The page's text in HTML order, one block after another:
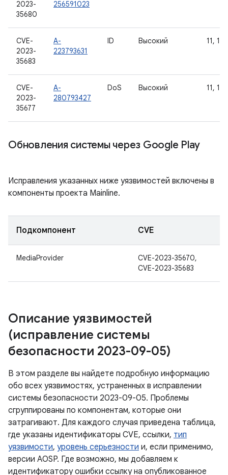
2023-
35680
256591023
CVE-
2023-
35683
A-
223793631
ID Высокий 11,
CVE-
2023-
35677
A-
280793427
DoS Высокий 11,
Обновления системы через Google Play
Исправления указанных ниже уязвимостей включены в
компоненты проекта Mainline.
Подкомпонент CVE
MediaProvider
CVE-2023-35670,
CVE-2023-35683
Описание уязвимостей
(исправление системы
безопасности 2023-09-05)
В этом разделе вы найдете подробную информацию
обо всех уязвимостях, устраненных в исправлении
системы безопасности 2023-09-05. Проблемы
сгруппированы по компонентам, которые они
затрагивают. Для каждого случая приведена таблица,
где указаны идентификаторы CVE, ссылки, тип
уязвимости, уровень серьезности и, если применимо,
версии AOSP. Где возможно, мы добавляем к
идентификатору ошибки ссылку на опубликованное